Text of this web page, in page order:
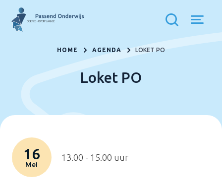
HOME AGENDA LOKET PO
Loket PO
16
Mei
13.00 - 15.00 uur